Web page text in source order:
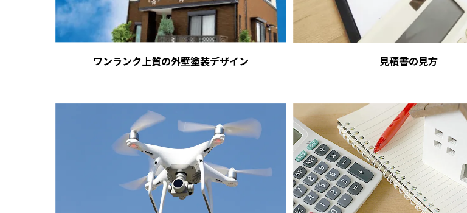
ワンランク上質の外壁塗装デザイン 見積書の見方